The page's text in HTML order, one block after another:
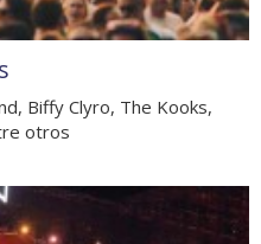
Biffy Clyro, The Kooks,
otros